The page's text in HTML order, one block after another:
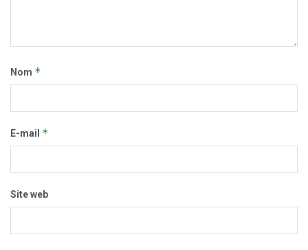
Nom *
E-mail *
Site web